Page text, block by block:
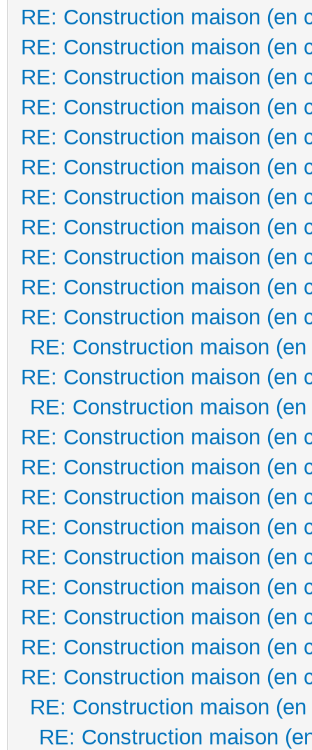
RE: Construction maison (en
RE: Construction maison (en
RE: Construction maison (en
RE: Construction maison (en
RE: Construction maison (en
RE: Construction maison (en
RE: Construction maison (en
RE: Construction maison (en
RE: Construction maison (en
RE: Construction maison (en
RE: Construction maison (en
RE: Construction maison
RE: Construction maison (en
RE: Construction maison
RE: Construction maison (en
RE: Construction maison (en
RE: Construction maison (en
RE: Construction maison (en
RE: Construction maison (en
RE: Construction maison (en
RE: Construction maison (en
RE: Construction maison (en
RE: Construction maison (en
RE: Construction maison
RE: Construction maison